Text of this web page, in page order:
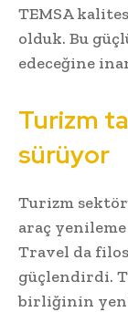
TEMSA
olduk. Bu
edeceğine
Turizm
sürüyor
Turizm
araç
Travel da
güçlendirdi.
birliğinin yeni